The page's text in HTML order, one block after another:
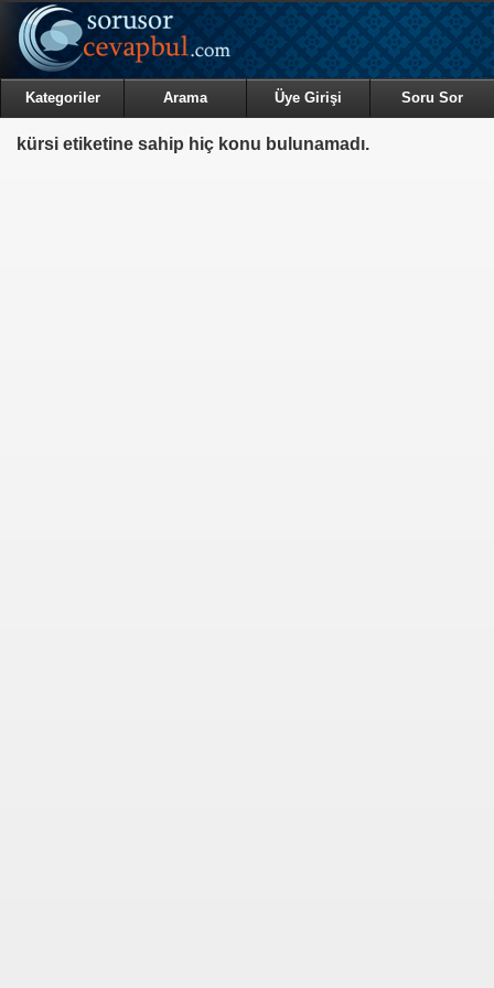
Kategoriler Arama Üye Girişi Soru Sor
kürsi etiketine sahip hiç konu bulunamadı.